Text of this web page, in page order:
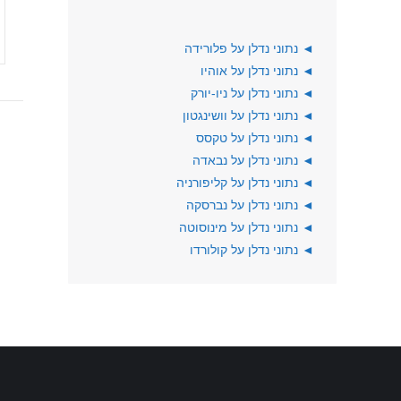
◄ נתוני נדלן על פלורידה
◄ נתוני נדלן על אוהיו
◄ נתוני נדלן על ניו-יורק
◄ נתוני נדלן על וושינגטון
◄ נתוני נדלן על טקסס
◄ נתוני נדלן על נבאדה
◄ נתוני נדלן על קליפורניה
◄ נתוני נדלן על נברסקה
◄ נתוני נדלן על מינוסוטה
◄ נתוני נדלן על קולורדו